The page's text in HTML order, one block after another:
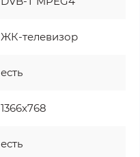
ЖК-телевизор
есть
1366x768
есть